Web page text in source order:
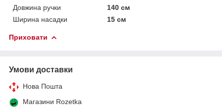
Довжина ручки
140 см
Ширина насадки
15 см
Приховати
Умови доставки
Нова Пошта
Магазини Rozetka